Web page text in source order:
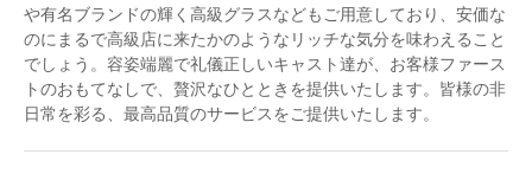
や有名ブランドの輝く高級グラスなどもご用意しており、安価な
のにまるで高級店に来たかのようなリッチな気分を味わえること
でしょう。容姿端麗で礼儀正しいキャスト達が、お客様ファース
トのおもてなしで、贅沢なひとときを提供いたします。皆様の非
日常を彩る、最高品質のサービスをご提供いたします。